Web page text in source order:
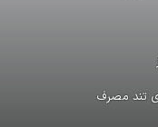
تند مصرف